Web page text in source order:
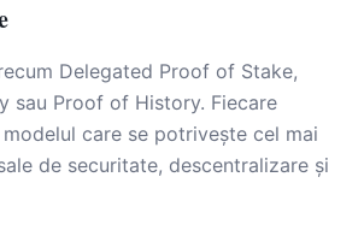
Delegated Proof of Stake,
sau Proof of History. Fiecare
care se potrivește cel mai
de securitate, descentralizare și